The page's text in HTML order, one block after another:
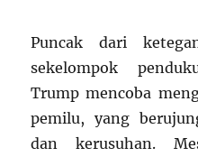
Puncak dari
sekelompok
Trump mencoba
pemilu, yang
dan kerusuhan.